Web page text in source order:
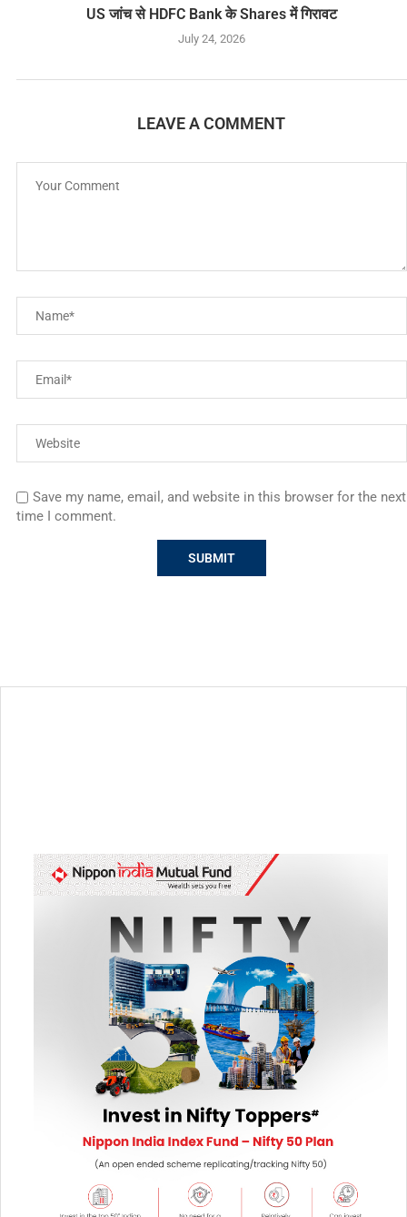
US जांच से HDFC Bank के Shares में गिरावट
July 24, 2026
LEAVE A COMMENT
Save my name, email, and website in this browser for the next
time I comment.